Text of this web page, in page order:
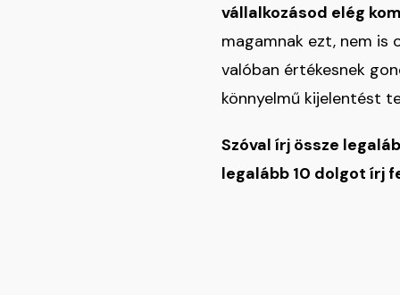
vállalkozásod elég
magamnak ezt, nem is
valóban értékesnek
könnyelmű kijelentést
Szóval írj össze
legalább 10 dolgot írj